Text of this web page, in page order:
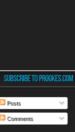
Posts
Comments